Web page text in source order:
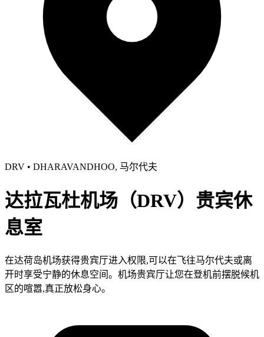
DRV • DHARAVANDHOO, 马尔代夫
达拉瓦杜机场（DRV）贵宾休
息室
在达荷岛机场获得贵宾厅进入权限,可以在飞往马尔代夫或离
开时享受宁静的休息空间。机场贵宾厅让您在登机前摆脱候机
区的喧嚣,真正放松身心。